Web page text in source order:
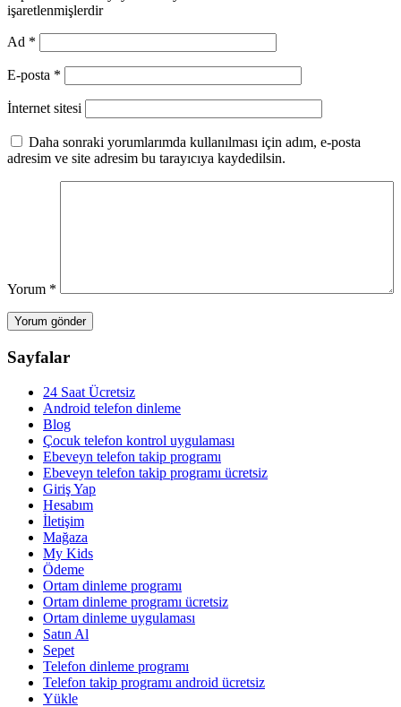
işaretlenmişlerdir
Ad *
E-posta *
İnternet sitesi
Daha sonraki yorumlarımda kullanılması için adım, e-posta
adresim ve site adresim bu tarayıcıya kaydedilsin.
Yorum *
Sayfalar
24 Saat Ücretsiz
Android telefon dinleme
Blog
Çocuk telefon kontrol uygulaması
Ebeveyn telefon takip programı
Ebeveyn telefon takip programı ücretsiz
Giriş Yap
Hesabım
İletişim
Mağaza
My Kids
Ödeme
Ortam dinleme programı
Ortam dinleme programı ücretsiz
Ortam dinleme uygulaması
Satın Al
Sepet
Telefon dinleme programı
Telefon takip programı android ücretsiz
Yükle